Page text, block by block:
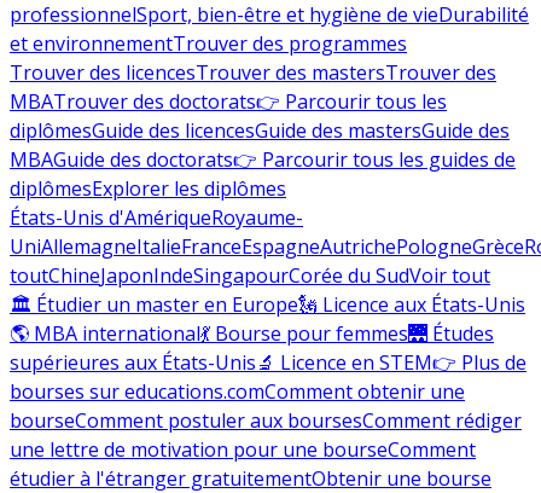
professionnelSport, bien-être et hygiène de vieDurabilité
et environnementTrouver des programmes
Trouver des licencesTrouver des mastersTrouver des
MBATrouver des doctorats👉 Parcourir tous les
diplômesGuide des licencesGuide des mastersGuide des
MBAGuide des doctorats👉 Parcourir tous les guides de
diplômesExplorer les diplômes
États-Unis d'AmériqueRoyaume-
UniAllemagneItalieFranceEspagneAutrichePologneGrèce
toutChineJaponIndeSingapourCorée du SudVoir tout
🏛 Étudier un master en Europe🗽 Licence aux États-Unis
🌎 MBA international💃 Bourse pour femmes🌉 Études
supérieures aux États-Unis🔬 Licence en STEM👉 Plus de
bourses sur educations.comComment obtenir une
bourseComment postuler aux boursesComment rédiger
une lettre de motivation pour une bourseComment
étudier à l'étranger gratuitementObtenir une bourse